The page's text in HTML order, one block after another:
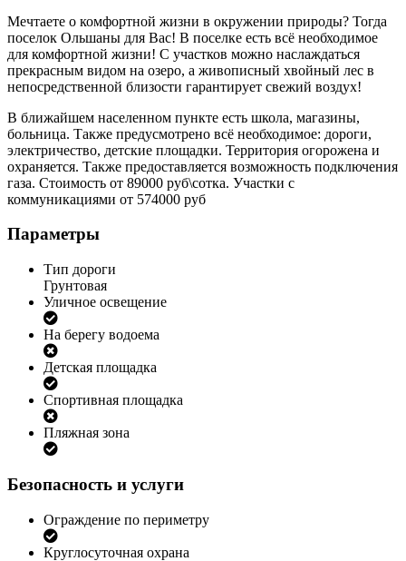
Мечтаете о комфортной жизни в окружении природы? Тогда
поселок Ольшаны для Вас! В поселке есть всё необходимое
для комфортной жизни! С участков можно наслаждаться
прекрасным видом на озеро, а живописный хвойный лес в
непосредственной близости гарантирует свежий воздух!
В ближайшем населенном пункте есть школа, магазины,
больница. Также предусмотрено всё необходимое: дороги,
электричество, детские площадки. Территория огорожена и
охраняется. Также предоставляется возможность подключения
газа. Стоимость от 89000 руб\сотка. Участки с
коммуникациями от 574000 руб
Параметры
Тип дороги
Грунтовая
Уличное освещение
На берегу водоема
Детская площадка
Спортивная площадка
Пляжная зона
Безопасность и услуги
Ограждение по периметру
Круглосуточная охрана